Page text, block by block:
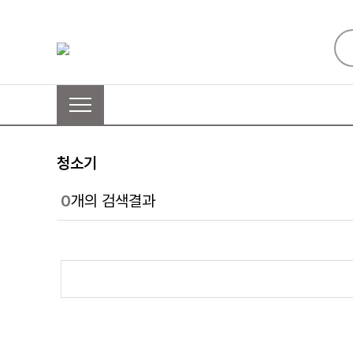
청소기
0개의 검색결과